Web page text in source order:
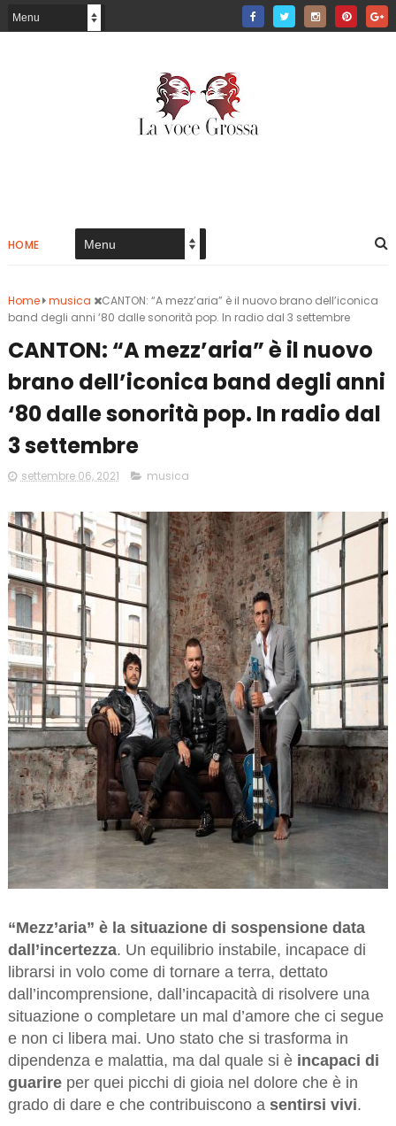
HOME
Home musica
CANTON: “A mezz’aria” è il nuovo brano dell’iconica
band degli anni ‘80 dalle sonorità pop. In radio dal 3 settembre
CANTON: “A mezz’aria” è il nuovo
brano dell’iconica band degli anni
‘80 dalle sonorità pop. In radio dal
3 settembre
settembre 06, 2021 musica
“Mezz’aria” è la situazione di sospensione data
dall’incertezza. Un equilibrio instabile, incapace di
librarsi in volo come di tornare a terra, dettato
dall’incomprensione, dall’incapacità di risolvere una
situazione o completare un mal d’amore che ci segue
e non ci libera mai. Uno stato che si trasforma in
dipendenza e malattia, ma dal quale si è incapaci di
guarire per quei picchi di gioia nel dolore che è in
grado di dare e che contribuiscono a sentirsi vivi.